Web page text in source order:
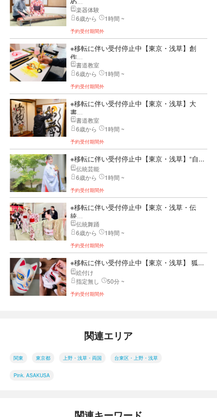
楽器体験
6歳から
1時間 ~
予約受付期間外
※移転に伴い受付停止中【東京・浅草】創
作...
書道教室
6歳から
1時間 ~
予約受付期間外
※移転に伴い受付停止中【東京・浅草】大
書...
書道教室
6歳から
1時間 ~
予約受付期間外
※移転に伴い受付停止中【東京・浅草】“自...
伝統芸能
6歳から
1時間 ~
予約受付期間外
※移転に伴い受付停止中【東京・浅草・伝
統...
伝統舞踊
6歳から
1時間 ~
予約受付期間外
※移転に伴い受付停止中【東京・浅草】 狐...
絵付け
指定無し
50分 ~
予約受付期間外
関連エリア
関東 東京都 上野・浅草・両国 台東区・上野・浅草
Pink. ASAKUSA